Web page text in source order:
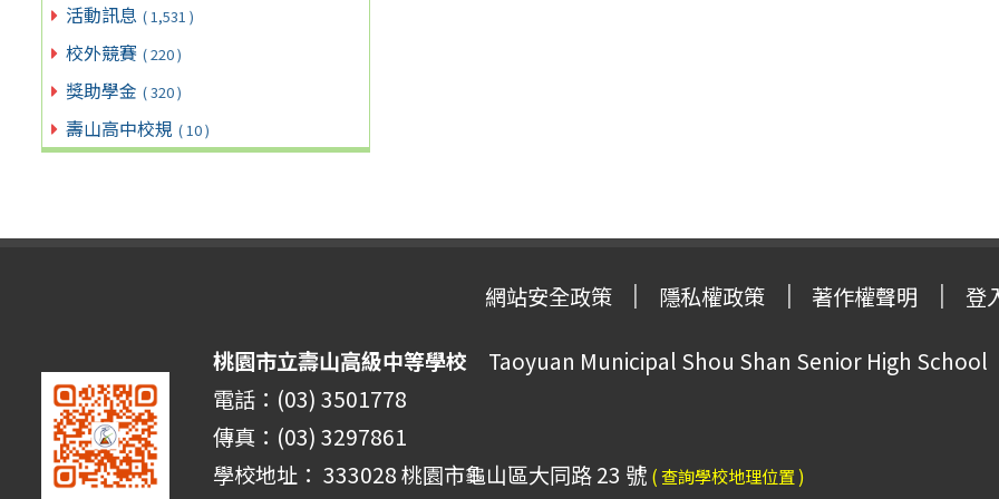
活動訊息 ( 1,531 )
校外競賽 ( 220 )
獎助學金 ( 320 )
壽山高中校規 ( 10 )
網站安全政策 隱私權政策 著作權聲明 登
桃園市立壽山高級中等學校 Taoyuan Municipal Shou Shan Senior High School
電話：(03) 3501778
傳真：(03) 3297861
學校地址： 333028 桃園市龜山區大同路 23 號 ( 查詢學校地理位置 )